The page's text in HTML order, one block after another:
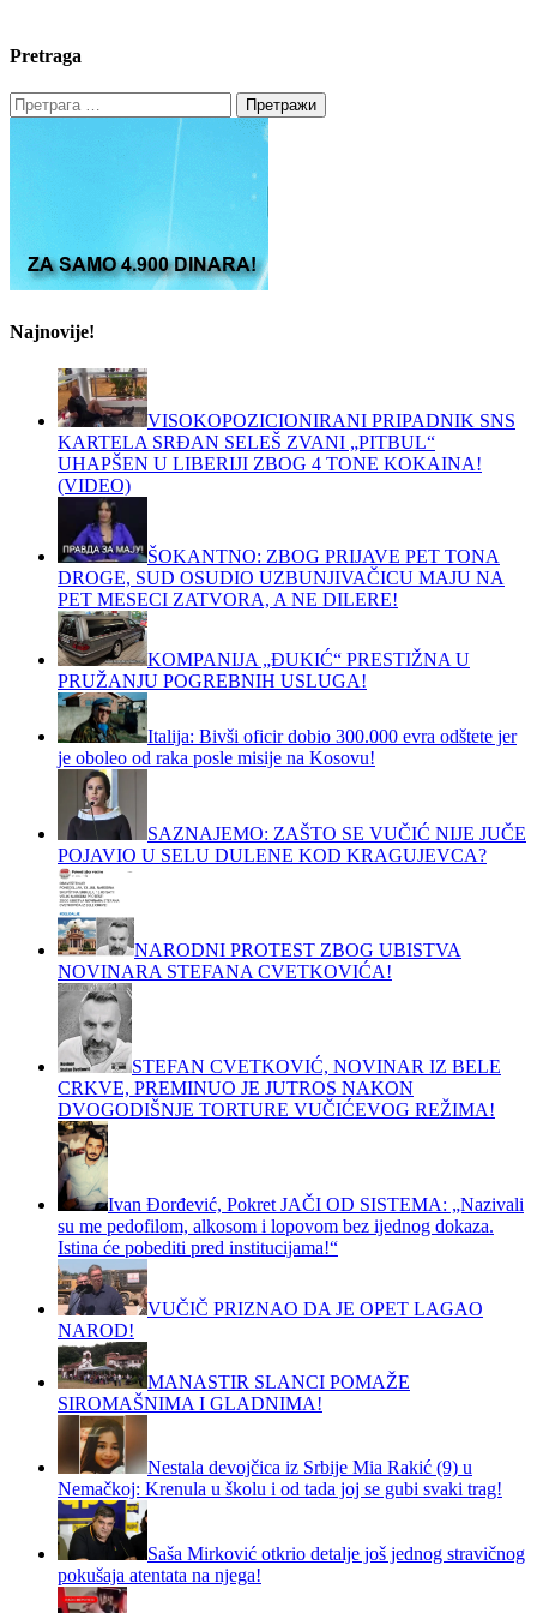
Pretraga
Претрага
за:
Najnovije!
VISOKOPOZICIONIRANI PRIPADNIK SNS
KARTELA SRĐAN SELEŠ ZVANI „PITBUL“
UHAPŠEN U LIBERIJI ZBOG 4 TONE KOKAINA!
(VIDEO)
ŠOKANTNO: ZBOG PRIJAVE PET TONA
DROGE, SUD OSUDIO UZBUNJIVAČICU MAJU NA
PET MESECI ZATVORA, A NE DILERE!
KOMPANIJA „ĐUKIĆ“ PRESTIŽNA U
PRUŽANJU POGREBNIH USLUGA!
Italija: Bivši oficir dobio 300.000 evra odštete jer
je oboleo od raka posle misije na Kosovu!
SAZNAJEMO: ZAŠTO SE VUČIĆ NIJE JUČE
POJAVIO U SELU DULENE KOD KRAGUJEVCA?
NARODNI PROTEST ZBOG UBISTVA
NOVINARA STEFANA CVETKOVIĆA!
STEFAN CVETKOVIĆ, NOVINAR IZ BELE
CRKVE, PREMINUO JE JUTROS NAKON
DVOGODIŠNJE TORTURE VUČIĆEVOG REŽIMA!
Ivan Đorđević, Pokret JAČI OD SISTEMA: „Nazivali
su me pedofilom, alkosom i lopovom bez ijednog dokaza.
Istina će pobediti pred institucijama!“
VUČIČ PRIZNAO DA JE OPET LAGAO
NAROD!
MANASTIR SLANCI POMAŽE
SIROMAŠNIMA I GLADNIMA!
Nestala devojčica iz Srbije Mia Rakić (9) u
Nemačkoj: Krenula u školu i od tada joj se gubi svaki trag!
Saša Mirković otkrio detalje još jednog stravičnog
pokušaja atentata na njega!